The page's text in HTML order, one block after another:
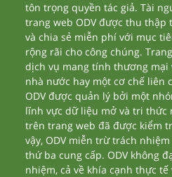
tôn trọng quyền tác giả. Tài
trang web ODV được thu thập
và chia sẻ miễn phí với mục
rộng rãi cho công chúng.
dịch vụ mang tính thương mại
nhà nước hay một cơ chế liên
ODV được quản lý bởi một
lĩnh vực dữ liệu mở và tri thức
trên trang web đã được kiểm
vậy, ODV miễn trừ trách
thứ ba cung cấp. ODV không
nhiệm, cả về khía cạnh thực